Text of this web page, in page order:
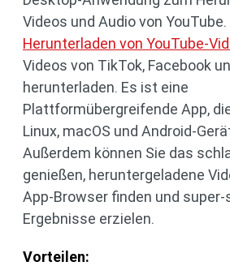
Videos und Audio von
Herunterladen von YouTube-
Videos von TikTok, Facebook
herunterladen. Es ist eine
Plattformübergreifende App,
Linux, macOS und Android-
Außerdem können Sie das
genießen, heruntergeladene
App-Browser finden und super-
Ergebnisse erzielen.
Vorteilen: